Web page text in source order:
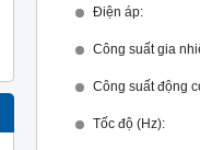
Điện
Công suất
Công suất
Tốc độ